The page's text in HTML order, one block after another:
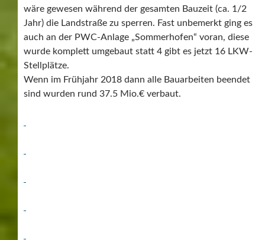
wäre gewesen während der gesamten Bauzeit (ca. 1/2
Jahr) die Landstraße zu sperren. Fast unbemerkt ging es
auch an der PWC-Anlage „Sommerhofen“ voran, diese
wurde komplett umgebaut statt 4 gibt es jetzt 16 LKW-
Stellplätze.
Wenn im Frühjahr 2018 dann alle Bauarbeiten beendet
sind wurden rund 37.5 Mio.€ verbaut.